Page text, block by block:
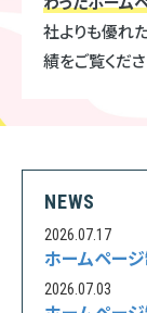
社よりも優れ
績をご覧くださ
NEWS
2026.07.17
ホームペー
2026.07.03